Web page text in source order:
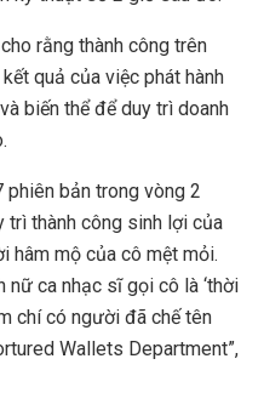
rằng thành công trên
quả của việc phát hành
biến thể để duy trì doanh
phiên bản trong vòng 2
trì thành công sinh lợi của
hâm mộ của cô mệt mỏi.
nữ ca nhạc sĩ gọi cô là ‘thời
chí có người đã chế tên
Wallets Department”,